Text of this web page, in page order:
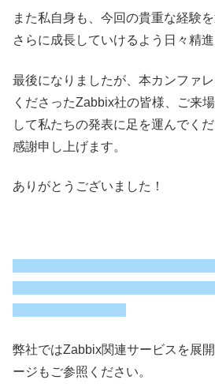
また私自身も、今回の貴重な経験
さらに成長していけるよう日々精
最後になりましたが、本カンファ
くださったZabbix社の皆様、ご来
して私たちの発表に足を運んでく
感謝申し上げます。
ありがとうございました！
弊社ではZabbix関連サービスを展
ージもご参照ください。